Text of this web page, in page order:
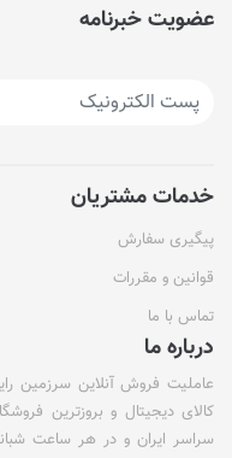
عضویت خبرنامه
خدمات مشتریان
پیگیری سفارش
قوانین و مقررات
تماس با ما
درباره ما
عاملیت فروش آنلاین سرزمین
کالای دیجیتال و بروزترین
سراسر ایران و در هر ساعت